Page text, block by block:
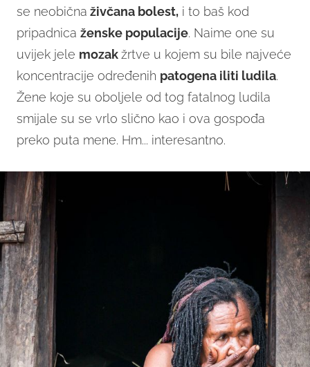
se neobična živčana bolest, i to baš kod
pripadnica ženske populacije. Naime one su
uvijek jele mozakžrtve u kojem su bile najveće
koncentracije određenih patogena iliti ludila.
Žene koje su oboljele od tog fatalnog ludila
smijale su se vrlo slično kao i ova gospođa
preko puta mene. Hm... interesantno.